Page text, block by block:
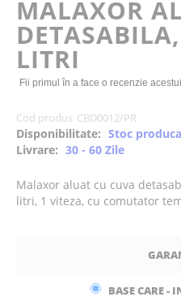
the
images
gallery
MALAXOR
LITRI
Fii primul în a face o recenzie
Cod produs CBD0012/PR
Disponibilitate: Stoc
Livrare: 30 - 60 Zile
Malaxor aluat cu cuva
litri, 1 viteza, cu comutator
BASE CARE -